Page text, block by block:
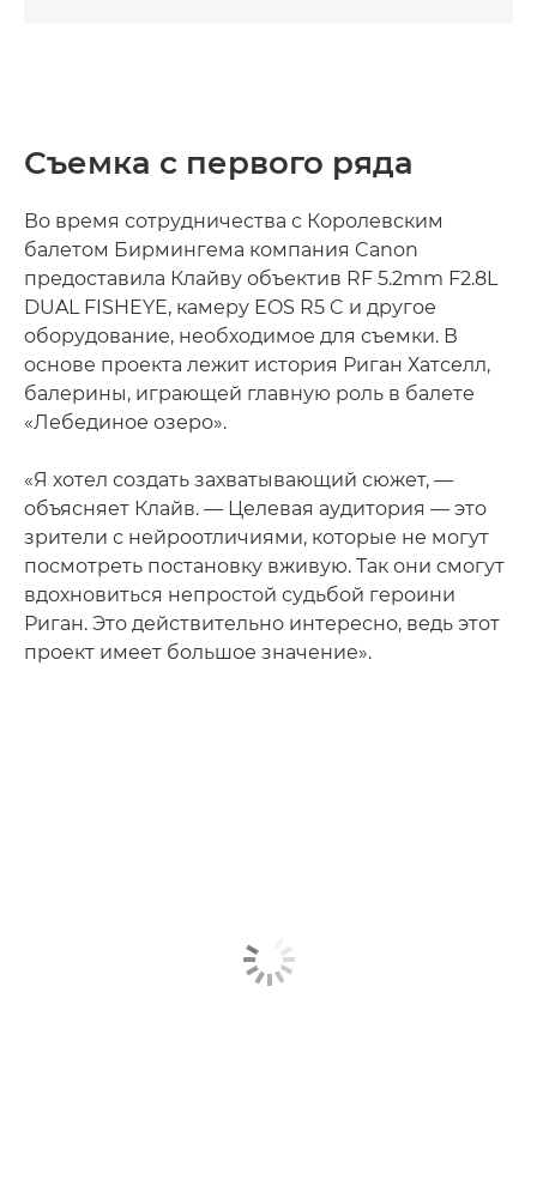
Съемка с первого ряда
Во время сотрудничества с Королевским
балетом Бирмингема компания Canon
предоставила Клайву объектив RF 5.2mm F2.8L
DUAL FISHEYE, камеру EOS R5 C и другое
оборудование, необходимое для съемки. В
основе проекта лежит история Риган Хатселл,
балерины, играющей главную роль в балете
«Лебединое озеро».
«Я хотел создать захватывающий сюжет, —
объясняет Клайв. — Целевая аудитория — это
зрители с нейроотличиями, которые не могут
посмотреть постановку вживую. Так они смогут
вдохновиться непростой судьбой героини
Риган. Это действительно интересно, ведь этот
проект имеет большое значение».